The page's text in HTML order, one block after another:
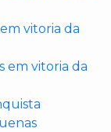
vitoria da
em vitoria da